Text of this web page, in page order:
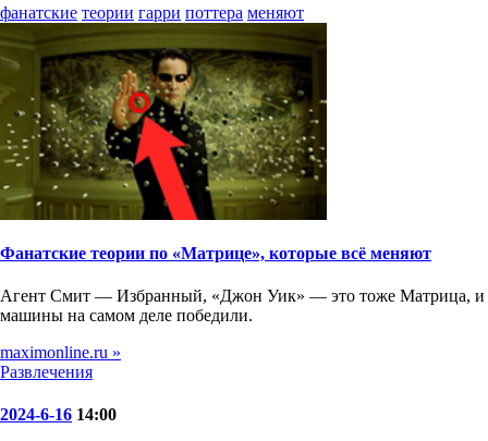
фанатские теории гарри поттера меняют
Фанатские теории по «Матрице», которые всё меняют
Агент Смит — Избранный, «Джон Уик» — это тоже Матрица, и
машины на самом деле победили.
maximonline.ru »
Развлечения
2024-6-16 14:00